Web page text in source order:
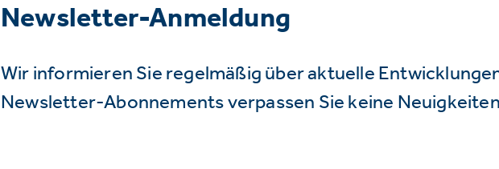
Newsletter-Anmeldung
Wir informieren Sie regelmäßig über aktuelle
Newsletter-Abonnements verpassen Sie keine